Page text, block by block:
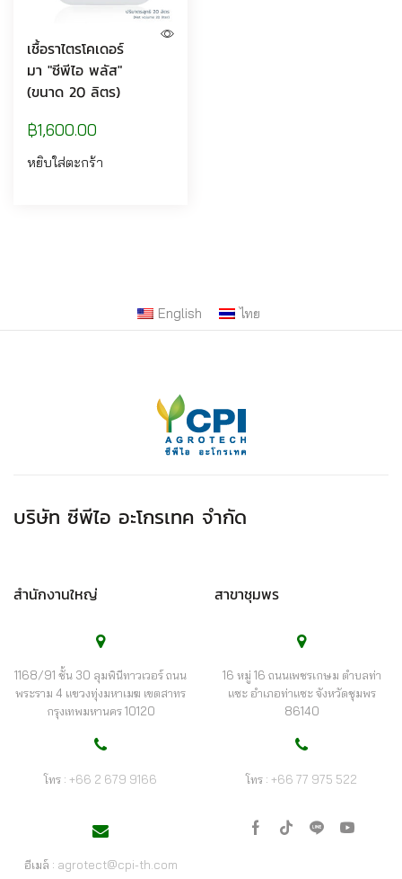
เชื้อราไตรโคเดอร์
มา "ซีพีไอ พลัส"
(ขนาด 20 ลิตร)
฿1,600.00
หยิบใส่ตะกร้า
English ไทย
บริษัท ซีพีไอ อะโกรเทค จำกัด
สำนักงานใหญ่
1168/91 ชั้น 30 ลุมพินีทาวเวอร์ ถนน
พระราม 4 แขวงทุ่งมหาเมฆ เขตสาทร
กรุงเทพมหานคร 10120
โทร : +66 2 679 9166
อีเมล์ : agrotect@cpi-th.com
สาขาชุมพร
16 หมู่ 16 ถนนเพชรเกษม ตำบลท่า
แซะ อำเภอท่าแซะ จังหวัดชุมพร
86140
โทร : +66 77 975 522
เฟ
Tik-
ไลน์ Youtube